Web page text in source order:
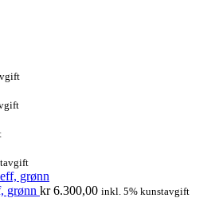
grønn kr6.300,00 inkl. 5% kunstavgift